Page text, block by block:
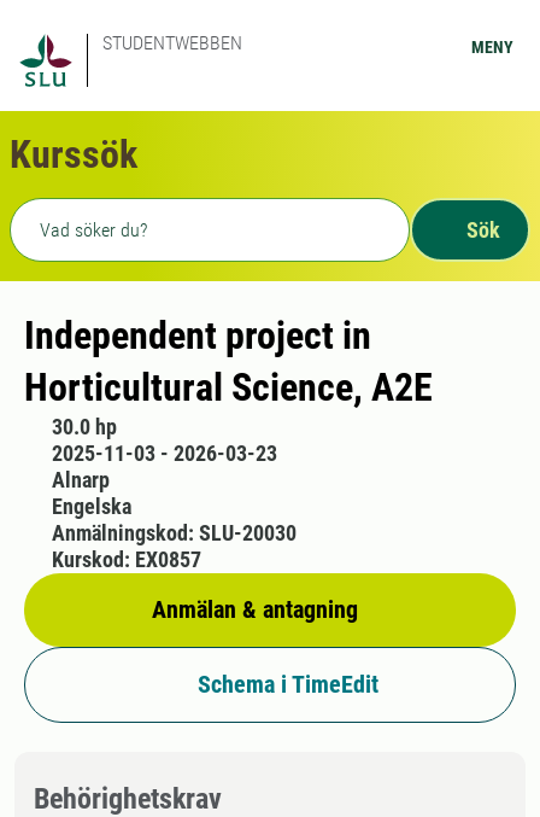
STUDENTWEBBEN MENY
Kurssök
Fritext sökning
Sök
Independent project in
Horticultural Science, A2E
30.0 hp
2025-11-03 - 2026-03-23
Alnarp
Engelska
Anmälan & antagning
Anmälningskod: SLU-20030
Kurskod: EX0857
Schema i TimeEdit
Behörighetskrav